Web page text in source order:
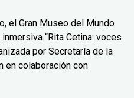
el Gran Museo del Mundo
“Rita Cetina: voces
por Secretaría de la
en colaboración con